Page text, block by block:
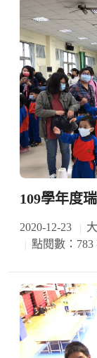
109學年度
2020-12-23
點閱數：783